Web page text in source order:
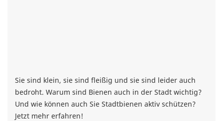
Sie sind klein, sie sind fleißig und sie sind leider auch
bedroht. Warum sind Bienen auch in der Stadt wichtig?
Und wie können auch Sie Stadtbienen aktiv schützen?
Jetzt mehr erfahren!